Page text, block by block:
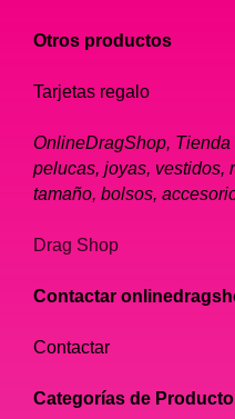
Otros productos
Tarjetas regalo
OnlineDragShop,
pelucas, joyas, vestidos,
tamaño, bolsos,
Drag Shop
Contactar
Contactar
Categorías de Producto